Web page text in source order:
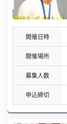
開催日時
開催場所
募集人数
申込締切